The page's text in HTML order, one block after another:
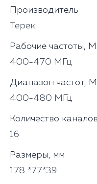
Производитель
Терек
Рабочие частоты,
400-470 МГц
Диапазон частот,
400-480 МГц
Количество каналов
16
Размеры, мм
178 *77*39